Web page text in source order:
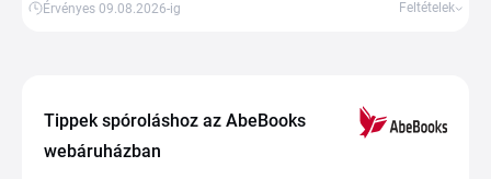
Érvényes 09.08.2026-ig Feltételek
Tippek spóroláshoz az AbeBooks
webáruházban